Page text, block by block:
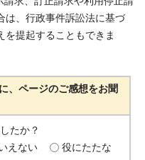
は、行政事件訴訟法に基づ
を提起することもできま
、ページのご感想をお聞
たか？
えない
役にたたな